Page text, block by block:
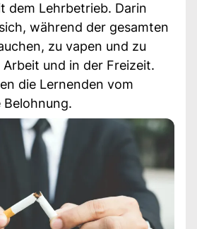
dem Lehrbetrieb. Darin
während der gesamten
zu vapen und zu
Arbeit und in der Freizeit.
die Lernenden vom